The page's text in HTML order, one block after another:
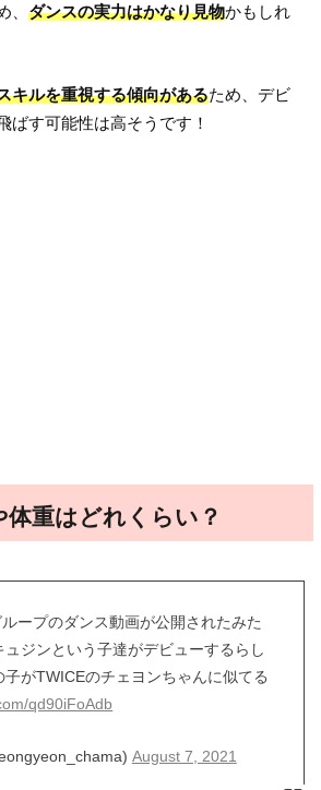
、ダンスの実力はかなり見物かもしれ
キルを重視する傾向があるため、デビ
ばす可能性は高そうです！
体重はどれくらい？
ープのダンス動画が公開されたみた
ジンという子達がデビューするらし
がTWICEのチェヨンちゃんに似てる
qd90iFoAdb
August 7, 2021